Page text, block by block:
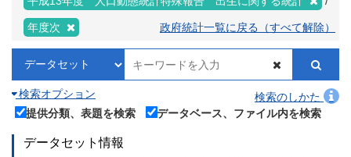
年度次 政府統計一覧に戻る（すべて解除）
検索オプション
検索のしかた
提供分類、表題を検索
データベース、ファイル内を検索
データセット情報